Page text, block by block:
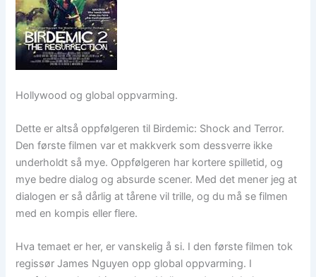
Hollywood og global oppvarming.
Dette er altså oppfølgeren til Birdemic: Shock and Terror.
Den første filmen var et makkverk som dessverre ikke
underholdt så mye. Oppfølgeren har kortere spilletid, og
mye bedre dialog og absurde scener. Med det mener jeg at
dialogen er så dårlig at tårene vil trille, og du må se filmen
med en kompis eller flere.
Hva temaet er her, er vanskelig å si. I den første filmen tok
regissør James Nguyen opp global oppvarming. I